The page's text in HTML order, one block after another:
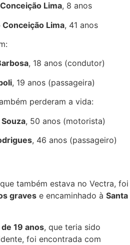
Lima, 8 anos
Lima, 41 anos
, 18 anos (condutor)
, 19 anos (passageira)
perderam a vida:
, 50 anos (motorista)
, 46 anos (passageiro)
também estava no Vectra, foi
graves e encaminhado à Santa
19 anos, que teria sido
foi encontrada com